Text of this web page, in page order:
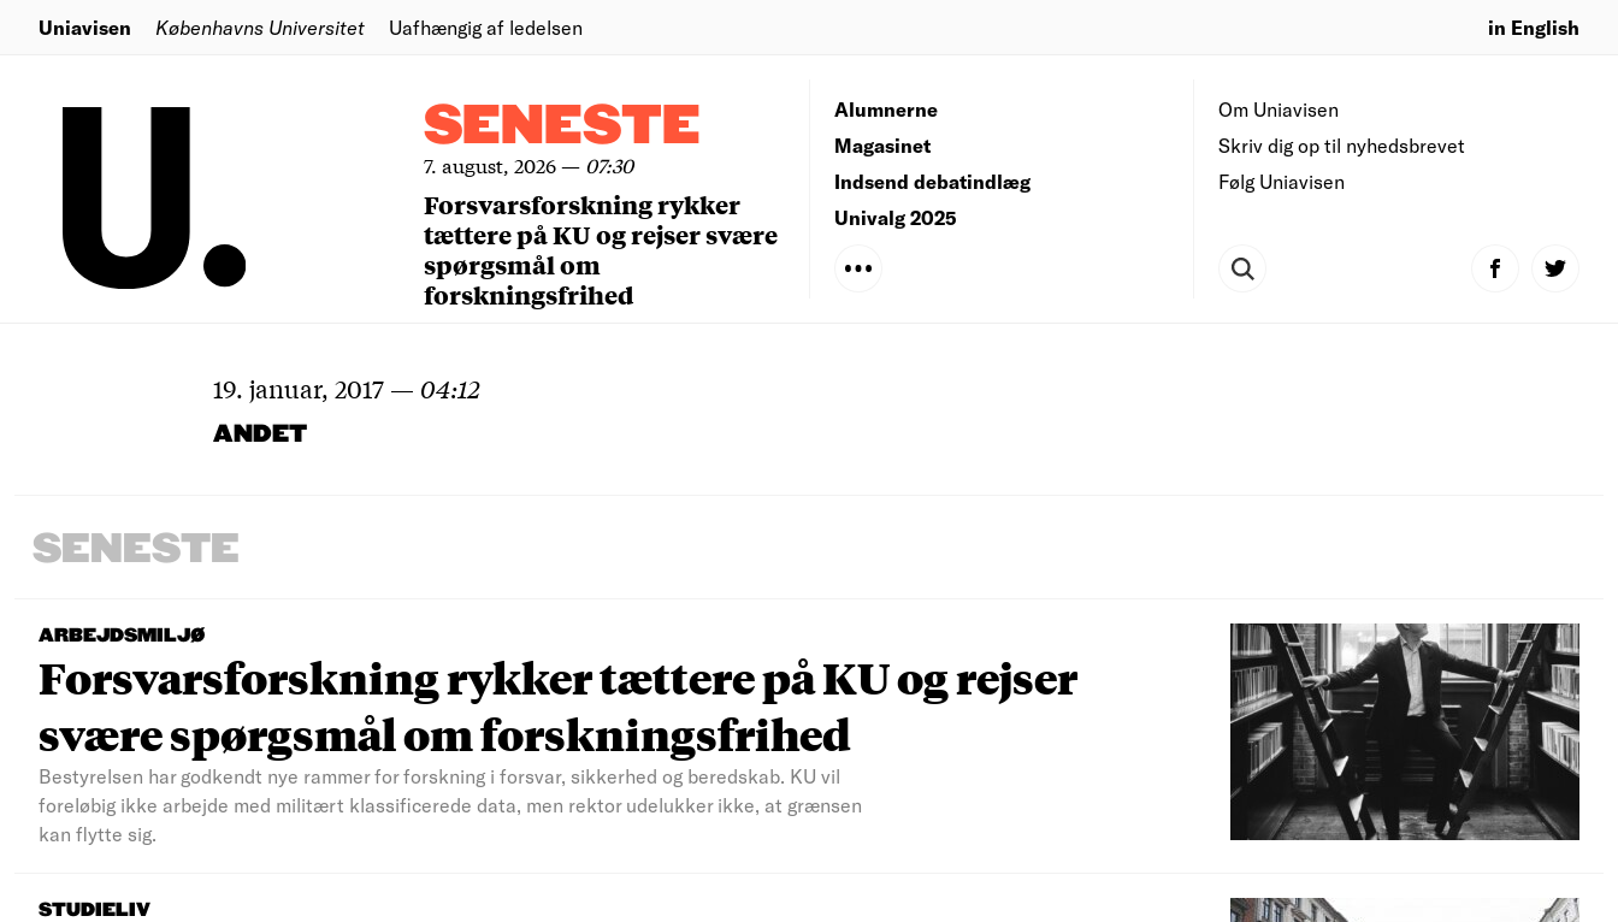
Uniavisen Københavns Universitet Uafhængig af ledelsen in English
SENESTE
7. august, 2026— 07:30
Forsvarsforskning rykker
tættere på KU og rejser svære
spørgsmål om
forskningsfrihed
Om Uniavisen
Skriv dig op til nyhedsbrevet
Følg Uniavisen
Alumnerne
Magasinet
Indsend debatindlæg
Univalg 2025
19. januar, 2017 — 04:12
ANDET
SENESTE
ARBEJDSMILJØ
Forsvarsforskning rykker tættere på KU og rejser
svære spørgsmål om forskningsfrihed
Bestyrelsen har godkendt nye rammer for forskning i forsvar, sikkerhed og beredskab. KU vil
foreløbig ikke arbejde med militært klassificerede data, men rektor udelukker ikke, at grænsen
kan flytte sig.
STUDIELIV